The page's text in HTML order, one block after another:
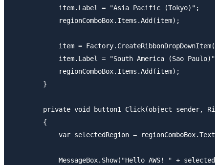
            item.Label = "Asia Pacific (Tokyo)";
            regionComboBox.Items.Add(item);
item =
            item.Label = "South America (Sao Paulo)";
            regionComboBox.Items.Add(item);
        }
private void button1_Click(object sender,
        {
            var selectedRegion = regionComboBox.Text;
MessageBox.Show("Hello AWS! " +